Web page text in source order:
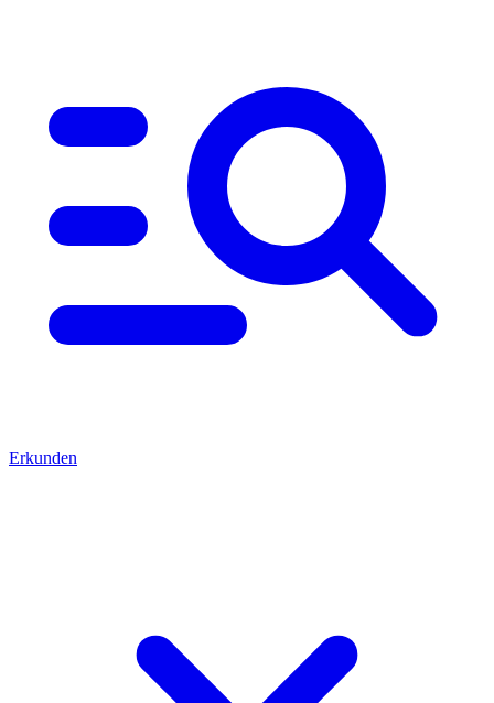
Erkunden